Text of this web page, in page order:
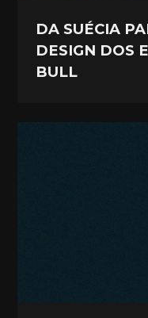
DA SUÉCIA
DESIGN DOS
BULL